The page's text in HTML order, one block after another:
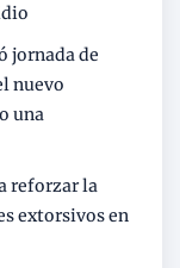
jornada de
nuevo
una
reforzar la
extorsivos en